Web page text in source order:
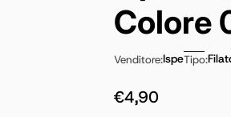
Colore
Venditore:IspeTipo:
Prezzo normale
€4,90